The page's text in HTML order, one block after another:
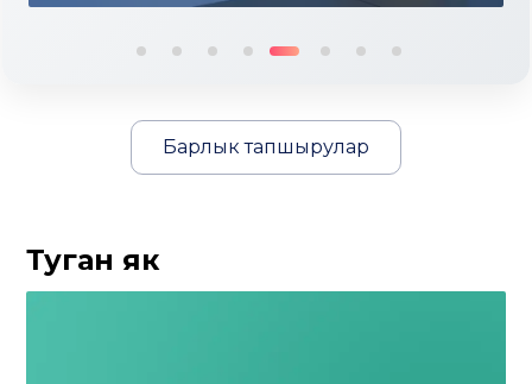
Барлык тапшырулар
Туган як